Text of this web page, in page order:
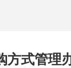
方式管理